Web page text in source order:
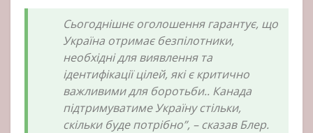
Сьогоднішнє оголошення гарантує, що
Україна отримає безпілотники,
необхідні для виявлення та
ідентифікації цілей, які є критично
важливими для боротьби.. Канада
підтримуватиме Україну стільки,
скільки буде потрібно”, – сказав Блер.